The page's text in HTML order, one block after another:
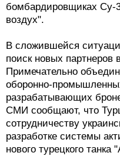
бомбардировщиках Су-
воздух".
В сложившейся
поиск новых партнеров
Примечательно
оборонно-
разрабатывающих
СМИ сообщают, что
сотрудничеству
разработке системы
нового турецкого